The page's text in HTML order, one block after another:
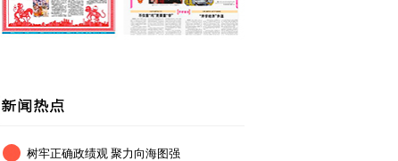
树牢正确政绩观 聚力向海图强